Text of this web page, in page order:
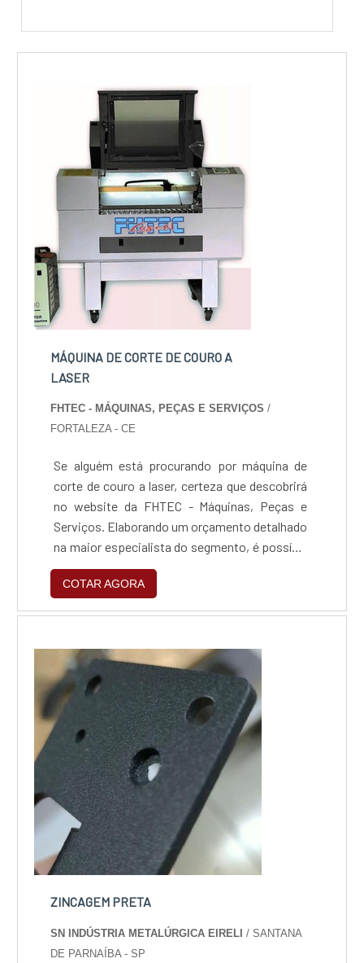
MÁQUINA DE CORTE DE COURO A
LASER
FHTEC - MÁQUINAS, PEÇAS E SERVIÇOS/
FORTALEZA - CE
Se alguém está procurando por máquina de
corte de couro a laser, certeza que descobrirá
no website da FHTEC - Máquinas, Peças e
Serviços. Elaborando um orçamento detalhado
na maior especialista do segmento, é possível
encontrar detalhes sobre a maior referência de
qualidade da área de atuação.MAIS
INFORMAÇÕES SOBRE A MÁQUINA DE CORTE
máquina de corte de couro a laser uma
empresa que preza pela segu...
COTAR AGORA
ZINCAGEM PRETA
SN INDÚSTRIA METALÚRGICA EIRELI/ SANTANA
DE PARNAÍBA - SP